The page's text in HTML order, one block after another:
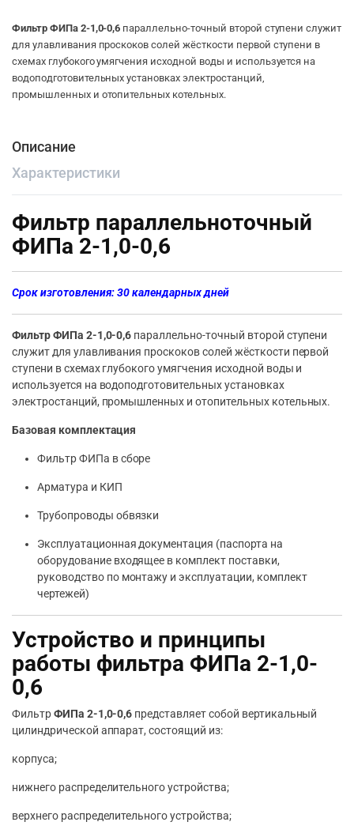
Фильтр ФИПа 2-1,0-0,6 параллельно-точный второй ступени служит
для улавливания проскоков солей жёсткости первой ступени в
схемах глубокого умягчения исходной воды и используется на
водоподготовительных установках электростанций,
промышленных и отопительных котельных.
Описание
Характеристики
Фильтр параллельноточный
ФИПа 2-1,0-0,6
Срок изготовления: 30 календарных дней
Фильтр ФИПа 2-1,0-0,6 параллельно-точный второй ступени
служит для улавливания проскоков солей жёсткости первой
ступени в схемах глубокого умягчения исходной воды и
используется на водоподготовительных установках
электростанций, промышленных и отопительных котельных.
Базовая комплектация
Фильтр ФИПа в сборе
Арматура и КИП
Трубопроводы обвязки
Эксплуатационная документация (паспорта на
оборудование входящее в комплект поставки,
руководство по монтажу и эксплуатации, комплект
чертежей)
Устройство и принципы
работы фильтра ФИПа 2-1,0-
0,6
ФильтрФИПа 2-1,0-0,6 представляет собой вертикальный
цилиндрической аппарат, состоящий из:
корпуса;
нижнего распределительного устройства;
верхнего распределительного устройства;